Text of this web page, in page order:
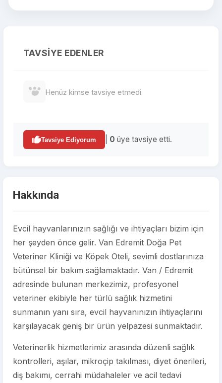
TAVSIYE EDENLER
Henüz kimse tavsiye etmedi.
Tavsiye Ediyorum 0 üye tavsiye etti.
Hakkında
Evcil hayvanlarınızın sağlığı ve ihtiyaçları bizim için
her şeyden önce gelir. Van Edremit Doğa Pet
Veteriner Kliniği ve Köpek Oteli, sevimli dostlarınıza
bütünsel bir bakım sağlamaktadır. Van / Edremit
adresinde bulunan merkezimiz, profesyonel
veteriner ekibiyle her türlü sağlık hizmetini
sunmanın yanı sıra, evcil hayvanınızın ihtiyaçlarını
karşılayacak geniş bir ürün yelpazesi sunmaktadır.
Veterinerlik hizmetlerimiz arasında düzenli sağlık
kontrolleri, aşılar, mikroçip takılması, diyet önerileri,
diş bakımı, cerrahi müdahaleler ve acil tedavi